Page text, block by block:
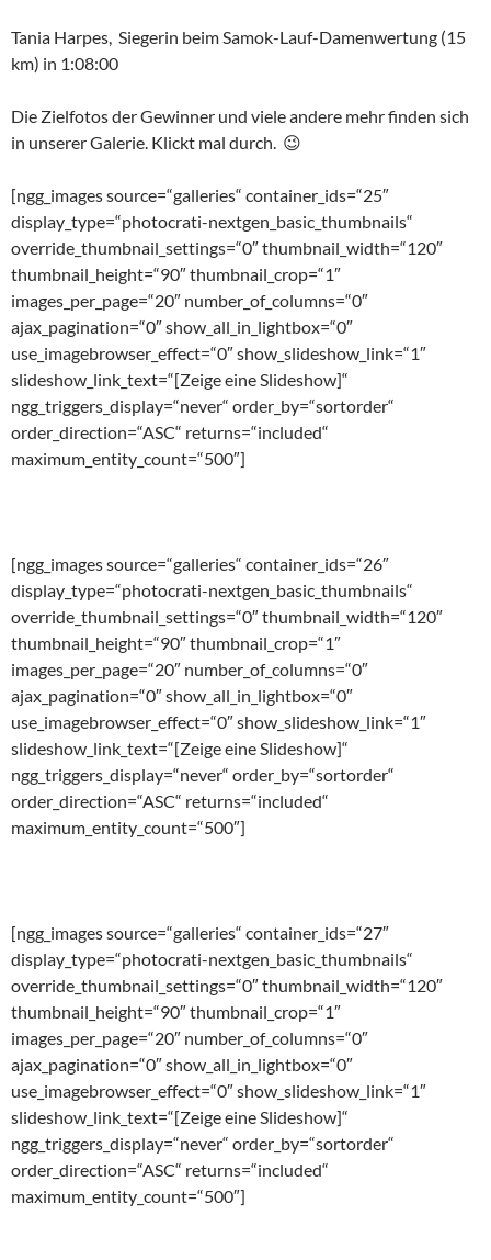
Tania Harpes, Siegerin beim Samok-Lauf-Damenwertung (15
km) in 1:08:00
Die Zielfotos der Gewinner und viele andere mehr finden sich
in unserer Galerie. Klickt mal durch. 😉
[ngg_images source=“galleries“ container_ids=“25″
display_type=“photocrati-nextgen_basic_thumbnails“
override_thumbnail_settings=“0″ thumbnail_width=“120″
thumbnail_height=“90″ thumbnail_crop=“1″
images_per_page=“20″ number_of_columns=“0″
ajax_pagination=“0″ show_all_in_lightbox=“0″
use_imagebrowser_effect=“0″ show_slideshow_link=“1″
slideshow_link_text=“[Zeige eine Slideshow]“
ngg_triggers_display=“never“ order_by=“sortorder“
order_direction=“ASC“ returns=“included“
maximum_entity_count=“500″]
[ngg_images source=“galleries“ container_ids=“26″
display_type=“photocrati-nextgen_basic_thumbnails“
override_thumbnail_settings=“0″ thumbnail_width=“120″
thumbnail_height=“90″ thumbnail_crop=“1″
images_per_page=“20″ number_of_columns=“0″
ajax_pagination=“0″ show_all_in_lightbox=“0″
use_imagebrowser_effect=“0″ show_slideshow_link=“1″
slideshow_link_text=“[Zeige eine Slideshow]“
ngg_triggers_display=“never“ order_by=“sortorder“
order_direction=“ASC“ returns=“included“
maximum_entity_count=“500″]
[ngg_images source=“galleries“ container_ids=“27″
display_type=“photocrati-nextgen_basic_thumbnails“
override_thumbnail_settings=“0″ thumbnail_width=“120″
thumbnail_height=“90″ thumbnail_crop=“1″
images_per_page=“20″ number_of_columns=“0″
ajax_pagination=“0″ show_all_in_lightbox=“0″
use_imagebrowser_effect=“0″ show_slideshow_link=“1″
slideshow_link_text=“[Zeige eine Slideshow]“
ngg_triggers_display=“never“ order_by=“sortorder“
order_direction=“ASC“ returns=“included“
maximum_entity_count=“500″]